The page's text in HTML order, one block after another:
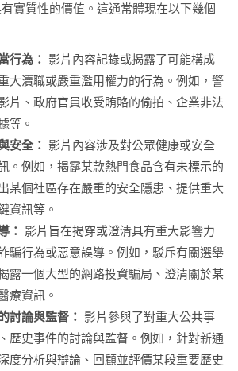
實質性的價值。這通常體現在以下幾個
行為： 影片內容記錄或揭露了可能構成
大瀆職或嚴重濫用權力的行為。例如，警
片、政府官員收受賄賂的偷拍、企業非法
等。
安全： 影片內容涉及對公眾健康或安全
。例如，揭露某款熱門食品含有未標示的
某個社區存在嚴重的安全隱患、提供重大
資訊等。
： 影片旨在揭穿或澄清具有重大影響力
騙行為或惡意誤導。例如，駁斥有關選舉
露一個大型的網路投資騙局、澄清關於某
療資訊。
討論與監督： 影片參與了對重大公共事
歷史事件的討論與監督。例如，針對新通
度分析與辯論、回顧並評價某段重要歷史